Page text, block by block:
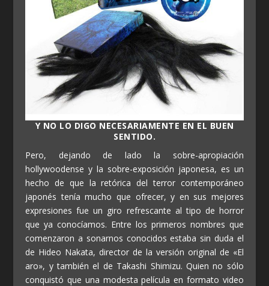
Y NO LO DIGO NECESARIAMENTE EN EL BUEN
SENTIDO.
Pero, dejando de lado la sobre-apropiación
hollywoodense y la sobre-exposición japonesa, es un
hecho de que la retórica del terror contemporáneo
japonés tenía mucho que ofrecer, y en sus mejores
expresiones fue un giro refrescante al tipo de horror
que ya conocíamos. Entre los primeros nombres que
comenzaron a sonarnos conocidos estaba sin duda el
de Hideo Nakata, director de la versión original de «El
aro», y también el de Takashi Shimizu. Quien no sólo
conquistó que una modesta película en formato video